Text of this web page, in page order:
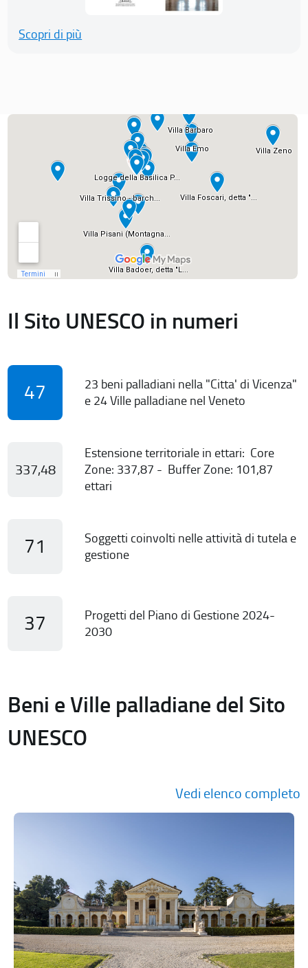
Scopri di più
Il Sito UNESCO in numeri
47
23 beni palladiani nella "Citta' di Vicenza"
e 24 Ville palladiane nel Veneto
337,48
Estensione territoriale in ettari: Core
Zone: 337,87 - Buffer Zone: 101,87
ettari
71
Soggetti coinvolti nelle attività di tutela e
gestione
37
Progetti del Piano di Gestione 2024-
2030
Beni e Ville palladiane del Sito
UNESCO
Vedi elenco completo